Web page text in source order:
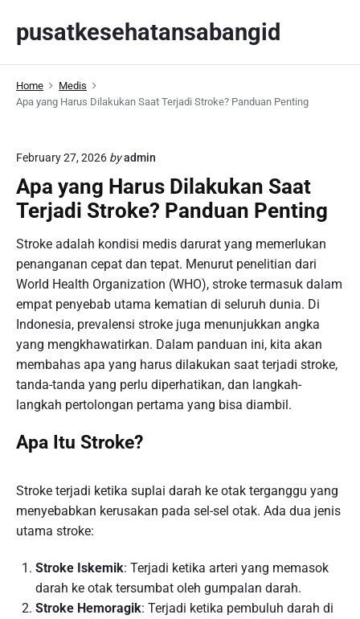
p
pusatkesehatansabangid
Home
Medis
Apa yang Harus Dilakukan Saat Terjadi Stroke? Panduan Penting
February 27, 2026 byadmin
Apa yang Harus Dilakukan Saat
Terjadi Stroke? Panduan Penting
Stroke adalah kondisi medis darurat yang memerlukan
penanganan cepat dan tepat. Menurut penelitian dari
World Health Organization (WHO), stroke termasuk dalam
empat penyebab utama kematian di seluruh dunia. Di
Indonesia, prevalensi stroke juga menunjukkan angka
yang mengkhawatirkan. Dalam panduan ini, kita akan
membahas apa yang harus dilakukan saat terjadi stroke,
tanda-tanda yang perlu diperhatikan, dan langkah-
langkah pertolongan pertama yang bisa diambil.
Apa Itu Stroke?
Stroke terjadi ketika suplai darah ke otak terganggu yang
menyebabkan kerusakan pada sel-sel otak. Ada dua jenis
utama stroke:
Stroke Iskemik: Terjadi ketika arteri yang memasok
darah ke otak tersumbat oleh gumpalan darah.
Stroke Hemoragik: Terjadi ketika pembuluh darah di